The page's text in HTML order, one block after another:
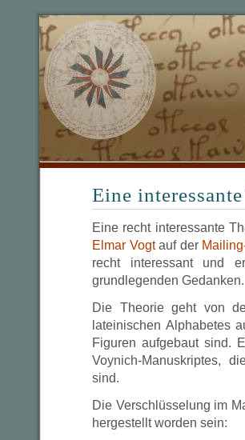
Eine
Eine recht interessante
Elmar Vogtauf der
recht interessant und
grundlegenden Gedanken.
Die Theorie geht von
lateinischen Alphabetes
Figuren aufgebaut sind.
Voynich-Manuskriptes,
sind.
Die Verschlüsselung im
hergestellt worden sein: